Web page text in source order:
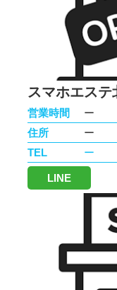
スマホエス
営業時間
ー
住所
ー
TEL
ー
LINE